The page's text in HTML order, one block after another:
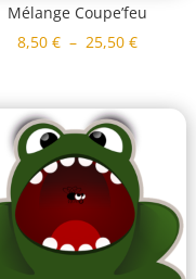
Mélange Coupe’feu
8,50€ – 25,50€Plage
25,50 €